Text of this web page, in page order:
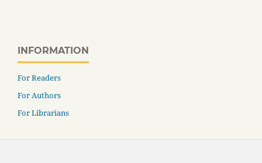
INFORMATION
For Readers
For Authors
For Librarians